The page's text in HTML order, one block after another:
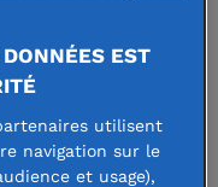
de trois
en
EST
utilisent
navigation sur le
et usage),